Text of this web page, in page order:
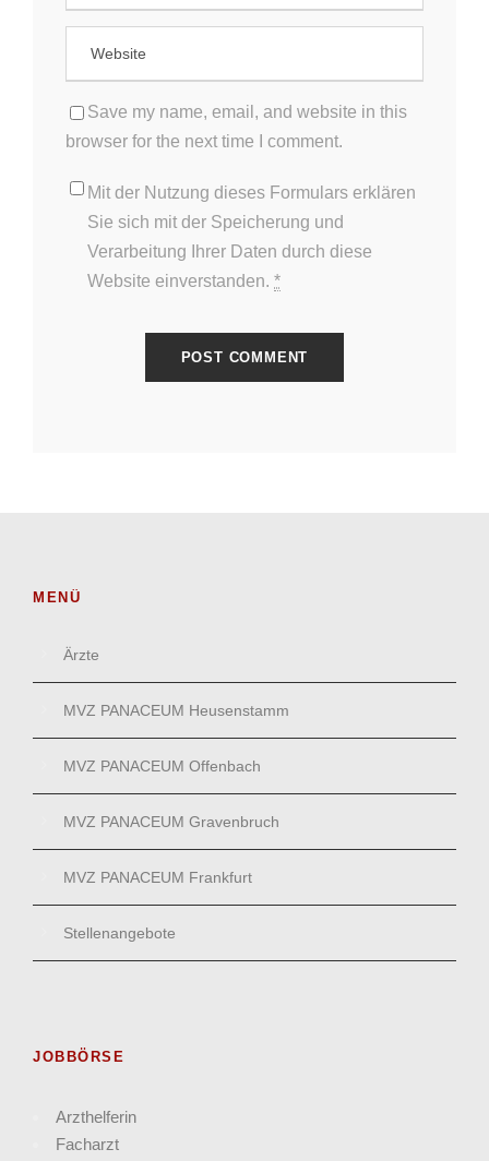
Save my name, email, and website in this
browser for the next time I comment.
Mit der Nutzung dieses Formulars erklären
Sie sich mit der Speicherung und
Verarbeitung Ihrer Daten durch diese
Website einverstanden. *
MENÜ
Ärzte
MVZ PANACEUM Heusenstamm
MVZ PANACEUM Offenbach
MVZ PANACEUM Gravenbruch
MVZ PANACEUM Frankfurt
Stellenangebote
JOBBÖRSE
Arzthelferin
Facharzt